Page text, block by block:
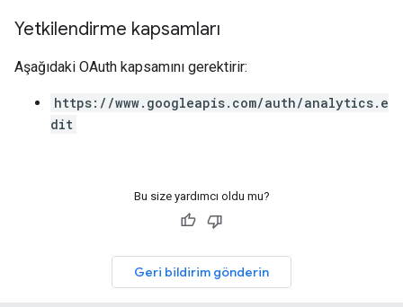
Yetkilendirme kapsamları
Aşağıdaki OAuth kapsamını gerektirir:
https://www.googleapis.com/auth/analytics.e
dit
Bu size yardımcı oldu mu?
Geri bildirim gönderin